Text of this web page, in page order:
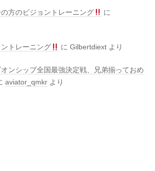
方のビジョントレーニング
に
トレーニング にGilbertdiext より
ンシップ全国最強決定戦、兄弟揃っておめ
aviator_qmkr より